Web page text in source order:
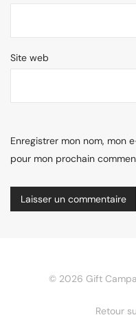
Site web
Enregistrer mon nom, mon
pour mon prochain
© 2026 Gift
Retour